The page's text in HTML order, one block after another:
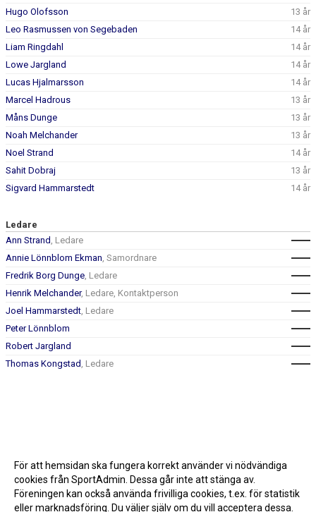
Hugo Olofsson
13 år
Leo Rasmussen von Segebaden
14 år
Liam Ringdahl
14 år
Lowe Jargland
14 år
Lucas Hjalmarsson
14 år
Marcel Hadrous
13 år
Måns Dunge
13 år
Noah Melchander
13 år
Noel Strand
14 år
Sahit Dobraj
13 år
Sigvard Hammarstedt
14 år
Ledare
Ann Strand , Ledare
Annie Lönnblom Ekman, Samordnare
Fredrik Borg Dunge, Ledare
Henrik Melchander, Ledare, Kontaktperson
Joel Hammarstedt, Ledare
Peter Lönnblom
Robert Jargland
Thomas Kongstad , Ledare
För att hemsidan ska fungera korrekt använder vi nödvändiga
cookies från SportAdmin. Dessa går inte att stänga av.
Föreningen kan också använda frivilliga cookies, t.ex. för statistik
eller marknadsföring. Du väljer själv om du vill acceptera dessa.